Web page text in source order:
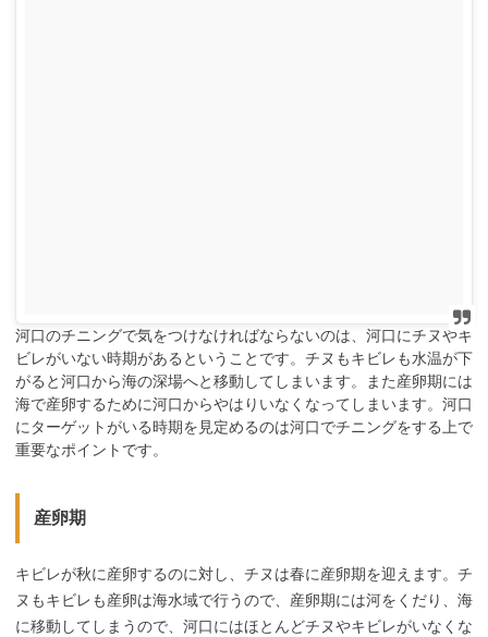
河口のチニングで気をつけなければならないのは、河口にチヌやキ
ビレがいない時期があるということです。チヌもキビレも水温が下
がると河口から海の深場へと移動してしまいます。また産卵期には
海で産卵するために河口からやはりいなくなってしまいます。河口
にターゲットがいる時期を見定めるのは河口でチニングをする上で
重要なポイントです。
産卵期
キビレが秋に産卵するのに対し、チヌは春に産卵期を迎えます。チ
ヌもキビレも産卵は海水域で行うので、産卵期には河をくだり、海
に移動してしまうので、河口にはほとんどチヌやキビレがいなくな